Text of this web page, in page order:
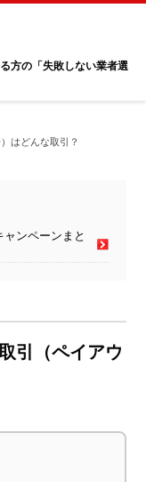
方の「失敗しない業者選
はどんな取引？
ンペーンまと
引（ペイアウ